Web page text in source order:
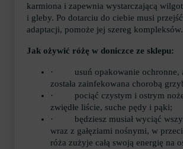
karmiona i zapewnia wystarczającą
i gleby. Po dotarciu do ciebie musi
adaptacji, pomoże jej szereg kompleksów.
Jak ożywić różę w doniczce ze sklepu:
· usuń opakowanie ochronne,
została zainfekowana chorobą
· pociąć czystym i ostrym
zwiędłe liście, suche pędy i pąki;
· będziesz musiał wyciąć
wraz z gałęziami nośnymi, w
róża zużyje całą swoją energię na